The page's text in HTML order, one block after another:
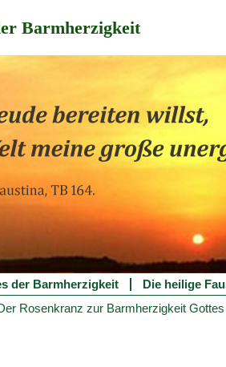
Barmherzigkeit
der Barmherzigkeit Die heilige
Rosenkranz zur Barmherzigkeit Gottes